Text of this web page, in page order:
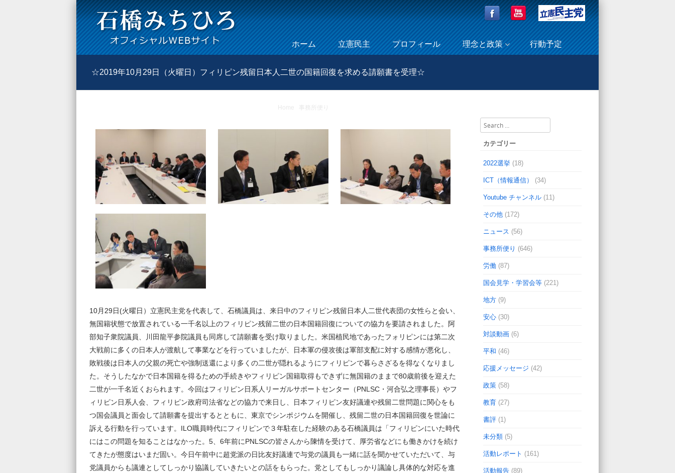
Menu
Skip to content
ホーム 立憲民主 プロフィール 理念と政策 行動予定
☆2019年10月29日（火曜日）フィリピン残留日本人二世の国籍回復を求める請願書を受理☆
Home 事務所便り
10月29日(火曜日）立憲民主党を代表して、石橋議員は、来日中のフィリピン残留日本人二世代表団の女性らと会い、
無国籍状態で放置されている一千名以上のフィリピン残留二世の日本国籍回復についての協力を要請されました。阿
部知子衆院議員、川田龍平参院議員も同席して請願書を受け取りました。米国植民地であったフォリピンには第二次
大戦前に多くの日本人が渡航して事業などを行っていましたが、日本軍の侵攻後は軍部支配に対する感情が悪化し、
敗戦後は日本人の父親の死亡や強制送還により多くの二世が隠れるようにフィリピンで暮らさざるを得なくなりまし
た。そうしたなかで日本国籍を得るための手続きやフィリピン国籍取得もできずに無国籍のままで80歳前後を迎えた
二世が一千名近くおられます。今回はフィリピン日系人リーガルサポートセンター（PNLSC・河合弘之理事長）やフ
ィリピン日系人会、フィリピン政府司法省などの協力で来日し、日本フィリピン友好議連や残留二世問題に関心をも
つ国会議員と面会して請願書を提出するとともに、東京でシンポジウムを開催し、残留二世の日本国籍回復を世論に
訴える行動を行っています。ILO職員時代にフィリピンで３年駐在した経験のある石橋議員は「フィリピンにいた時代
にはこの問題を知ることはなかった。5、6年前にPNLSCの皆さんから陳情を受けて、厚労省などにも働きかけを続け
てきたが態度はいまだ固い。今日午前中に超党派の日比友好議連で与党の議員も一緒に話を聞かせていただいて、与
党議員からも議連としてしっかり協議していきたいとの話をもらった。党としてもしっかり議論し具体的な対応を進
Search
カテゴリー
2022選挙 (18)
ICT（情報通信） (34)
Youtube チャンネル (11)
その他 (172)
ニュース (56)
事務所便り (646)
労働 (87)
国会見学・学習会等 (221)
地方 (9)
安心 (30)
対談動画 (6)
平和 (46)
応援メッセージ (42)
政策 (58)
教育 (27)
書評 (1)
未分類 (5)
活動レポート (161)
活動報告 (89)